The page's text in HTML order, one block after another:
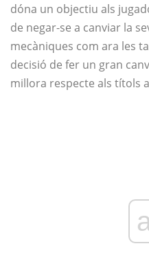
dóna un objectiu als
de negar-se a canviar la
mecàniques com ara les
decisió de fer un gran
millora respecte als títols